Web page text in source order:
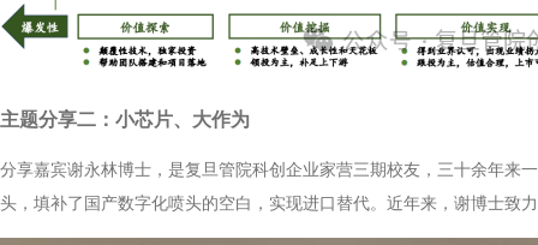
主题分享二：小芯片、大作为
分享嘉宾谢永林博士，是复旦管院科创企业家营三期校友，三十余年来
头，填补了国产数字化喷头的空白，实现进口替代。近年来，谢博士致